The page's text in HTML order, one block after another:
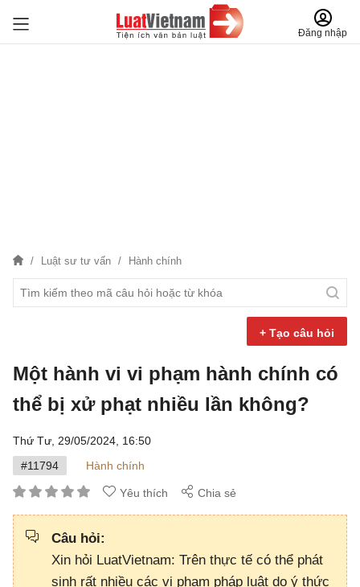
Đăng nhập
Luật sư tư vấn Hành chính
+ Tạo câu hỏi
Một hành vi vi phạm hành chính có
thể bị xử phạt nhiều lần không?
Thứ Tư, 29/05/2024, 16:50
#11794
Hành chính
Yêu thích Chia sẻ
Câu hỏi:
Xin hỏi LuatVietnam: Trên thực tế có thể phát
sinh rất nhiều các vi phạm pháp luật do ý thức